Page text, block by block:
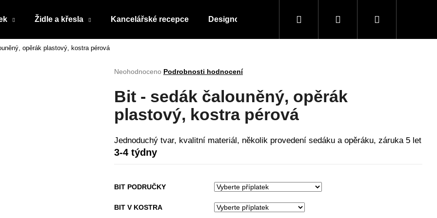
Židle a křesla Kancelářské recepce Designové kousky Doplňky a vybavení
Hledat PřihlášeníNákupní
opěrák plastový, kostra pérová
Průměrné
produktu
je
hvězdiček.
Neohodnoceno Podrobnosti hodnocení
Bit - sedák čalouněný, opěrák
plastový, kostra pérová
Jednoduchý tvar, kvalitní materiál, několik provedení sedáku a opěráku, záruka 5 let
3-4 týdny
BIT PODRUČKY
BIT V KOSTRA
Co potřebujete najít?
HLEDAT